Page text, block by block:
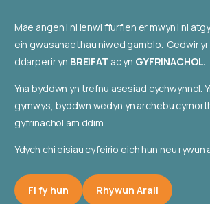
Mae angen i ni lenwi ffurflen er mwyn i ni
ein gwasanaethau niwed gamblo. Cedwir
ddarperir yn BREIFAT ac yn GYFRINACHOL.
Yna byddwn yn trefnu asesiad cychwynnol.
gymwys, byddwn wedyn yn archebu
gyfrinachol am ddim.
Ydych chi eisiau cyfeirio eich hun neu rywun
Fi fy hun Rhywun Arall